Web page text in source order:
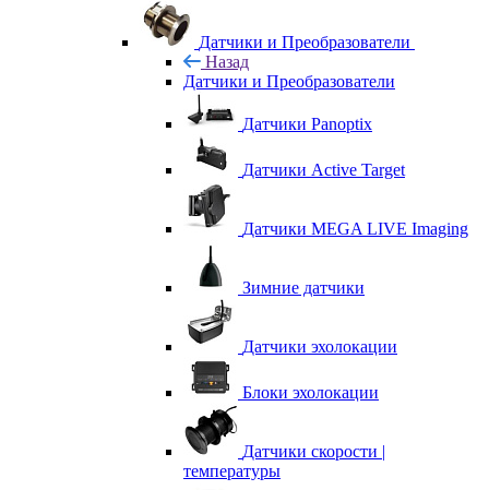
Датчики и Преобразователи
Назад
Датчики и Преобразователи
Датчики Panoptix
Датчики Active Target
Датчики MEGA LIVE Imaging
Зимние датчики
Датчики эхолокации
Блоки эхолокации
Датчики скорости |
температуры